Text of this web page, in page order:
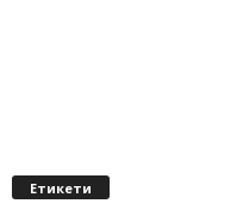
Етикети